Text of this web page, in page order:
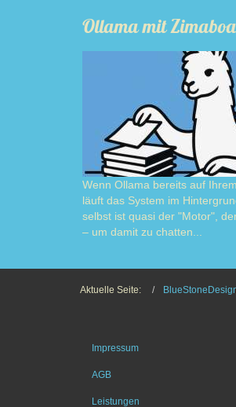
Ollama mit
Wenn Ollama bereits auf
läuft das System im
selbst ist quasi der "Motor",
– um damit zu chatten...
Aktuelle Seite:
Impressum
AGB
Leistungen